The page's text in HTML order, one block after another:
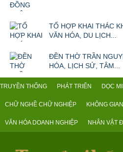
TỔ HỢP KHAI THÁC
VĂN HÓA, DU LỊCH...
ĐỀN THỜ TRẦN
HÓA, LỊCH SỬ, TÂM...
TRUYỀN THỐNG PHÁT TRIỂN DỌC
CHỮ NGHỀ CHỮ NGHIỆP KHÔNG
VĂN HÓA DOANH NGHIỆP NHÂN VẬT